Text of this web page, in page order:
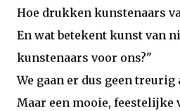
Hoe drukken kunstenaars
En wat betekent kunst van
kunstenaars voor ons?"
We gaan er dus geen
Maar een mooie, feestelijke